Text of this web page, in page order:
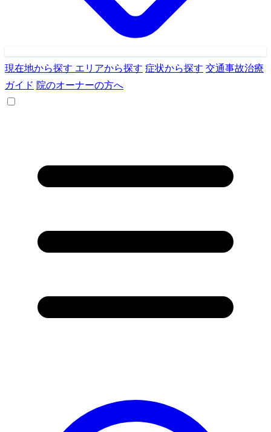
現在地から探す エリアから探す 症状から探す 交通事故治療
ガイド 院のオーナーの方へ